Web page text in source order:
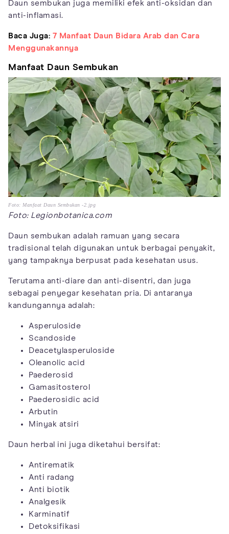
Daun sembukan juga memiliki efek anti-oksidan dan
anti-inflamasi.
Baca Juga: 7 Manfaat Daun Bidara Arab dan Cara
Menggunakannya
Manfaat Daun Sembukan
Foto: Manfaat Daun Sembukan -2.jpg
Foto: Legionbotanica.com
Daun sembukan adalah ramuan yang secara
tradisional telah digunakan untuk berbagai penyakit,
yang tampaknya berpusat pada kesehatan usus.
Terutama anti-diare dan anti-disentri, dan juga
sebagai penyegar kesehatan pria. Di antaranya
kandungannya adalah:
Asperuloside
Scandoside
Deacetylasperuloside
Oleanolic acid
Paederosid
Gamasitosterol
Paederosidic acid
Arbutin
Minyak atsiri
Daun herbal ini juga diketahui bersifat:
Antirematik
Anti radang
Anti biotik
Analgesik
Karminatif
Detoksifikasi